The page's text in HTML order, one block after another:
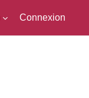
Connexion